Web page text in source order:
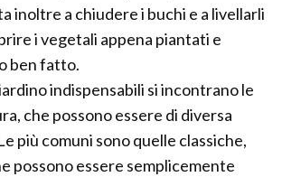
inoltre a chiudere i buchi e a livellarli
i vegetali appena piantati e
ben fatto.
indispensabili si incontrano le
che possono essere di diversa
più comuni sono quelle classiche,
possono essere semplicemente